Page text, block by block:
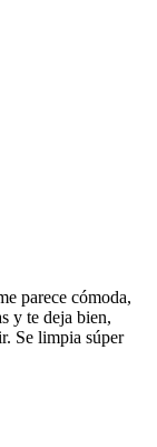
parece cómoda,
y te deja bien,
Se limpia súper